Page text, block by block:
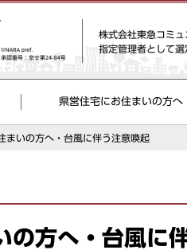
株式会社東急コミ
指定管理者として選
県営住宅にお住まいの方へ
まいの方へ・台風に伴う注意喚起
の方へ・台風に